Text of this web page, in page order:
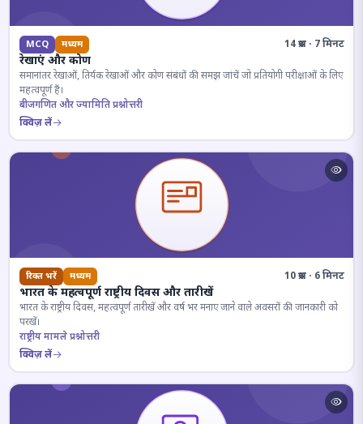
MCQ मध्यम 14 प्रश्न · 7 मिनट
रेखाएं और कोण
समानांतर रेखाओं, तिर्यक रेखाओं और कोण संबंधों की समझ जांचें जो प्रतियोगी परीक्षाओं के लिए
महत्वपूर्ण हैं।
बीजगणित और ज्यामिति प्रश्नोत्तरी
क्विज़ लें
रिक्त भरें मध्यम 10 प्रश्न · 6 मिनट
भारत के महत्वपूर्ण राष्ट्रीय दिवस और तारीखें
भारत के राष्ट्रीय दिवस, महत्वपूर्ण तारीखें और वर्ष भर मनाए जाने वाले अवसरों की जानकारी को
परखें।
राष्ट्रीय मामले प्रश्नोत्तरी
क्विज़ लें